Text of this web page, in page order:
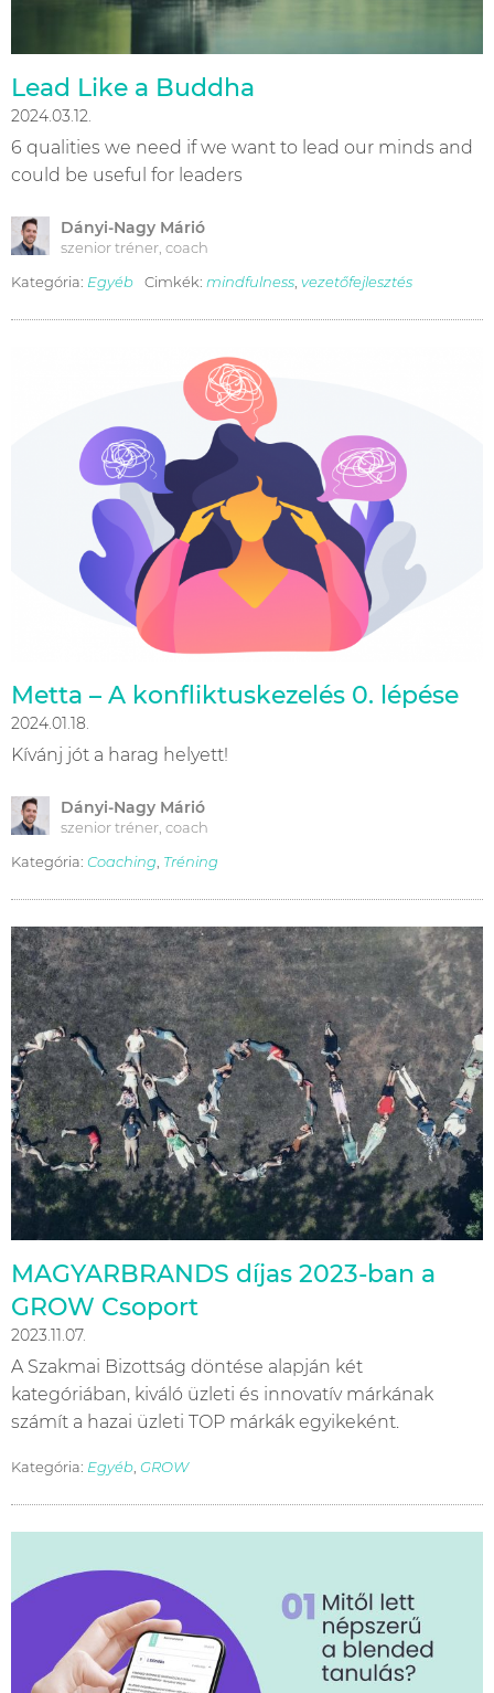
Lead Like a Buddha
2024.03.12.
6 qualities we need if we want to lead our minds and
could be useful for leaders
Dányi-Nagy Márió
szenior tréner, coach
Kategória: Egyéb Cimkék: mindfulness, vezetőfejlesztés
Metta – A konfliktuskezelés 0. lépése
2024.01.18.
Kívánj jót a harag helyett!
Dányi-Nagy Márió
szenior tréner, coach
Kategória: Coaching Tréning
MAGYARBRANDS díjas 2023-ban a
GROW Csoport
2023.11.07.
A Szakmai Bizottság döntése alapján két
kategóriában, kiváló üzleti és innovatív márkának
számít a hazai üzleti TOP márkák egyikeként.
Kategória: Egyéb GROW